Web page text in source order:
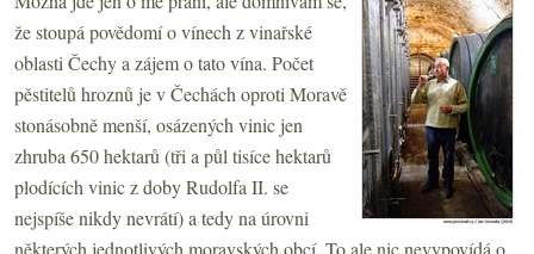
že stoupá povědomí o vínech z vinařské
oblasti Čechy a zájem o tato vína. Počet
pěstitelů hroznů je v Čechách oproti Moravě
stonásobně menší, osázených vinic jen
zhruba 650 hektarů (tři a půl tisíce hektarů
plodících vinic z doby Rudolfa II. se
nejspíše nikdy nevrátí) a tedy na úrovni
některých jednotlivých moravských obcí. To ale nic nevypovídá o